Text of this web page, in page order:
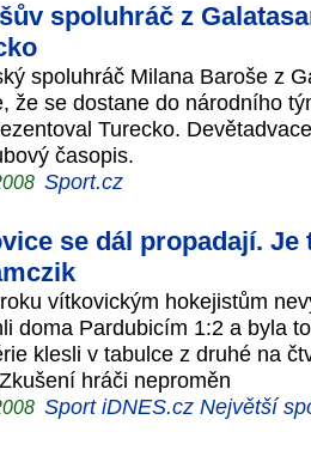
spoluhráč z
spoluhráč Milana Baroše z
že se dostane do národního
Turecko.
časopis.
Sport.cz
se dál propadají.
vítkovickým hokejistům
doma Pardubicím 1:2 a byla
klesli v tabulce z druhé na
hráči neproměn
Sport iDNES.cz Největší